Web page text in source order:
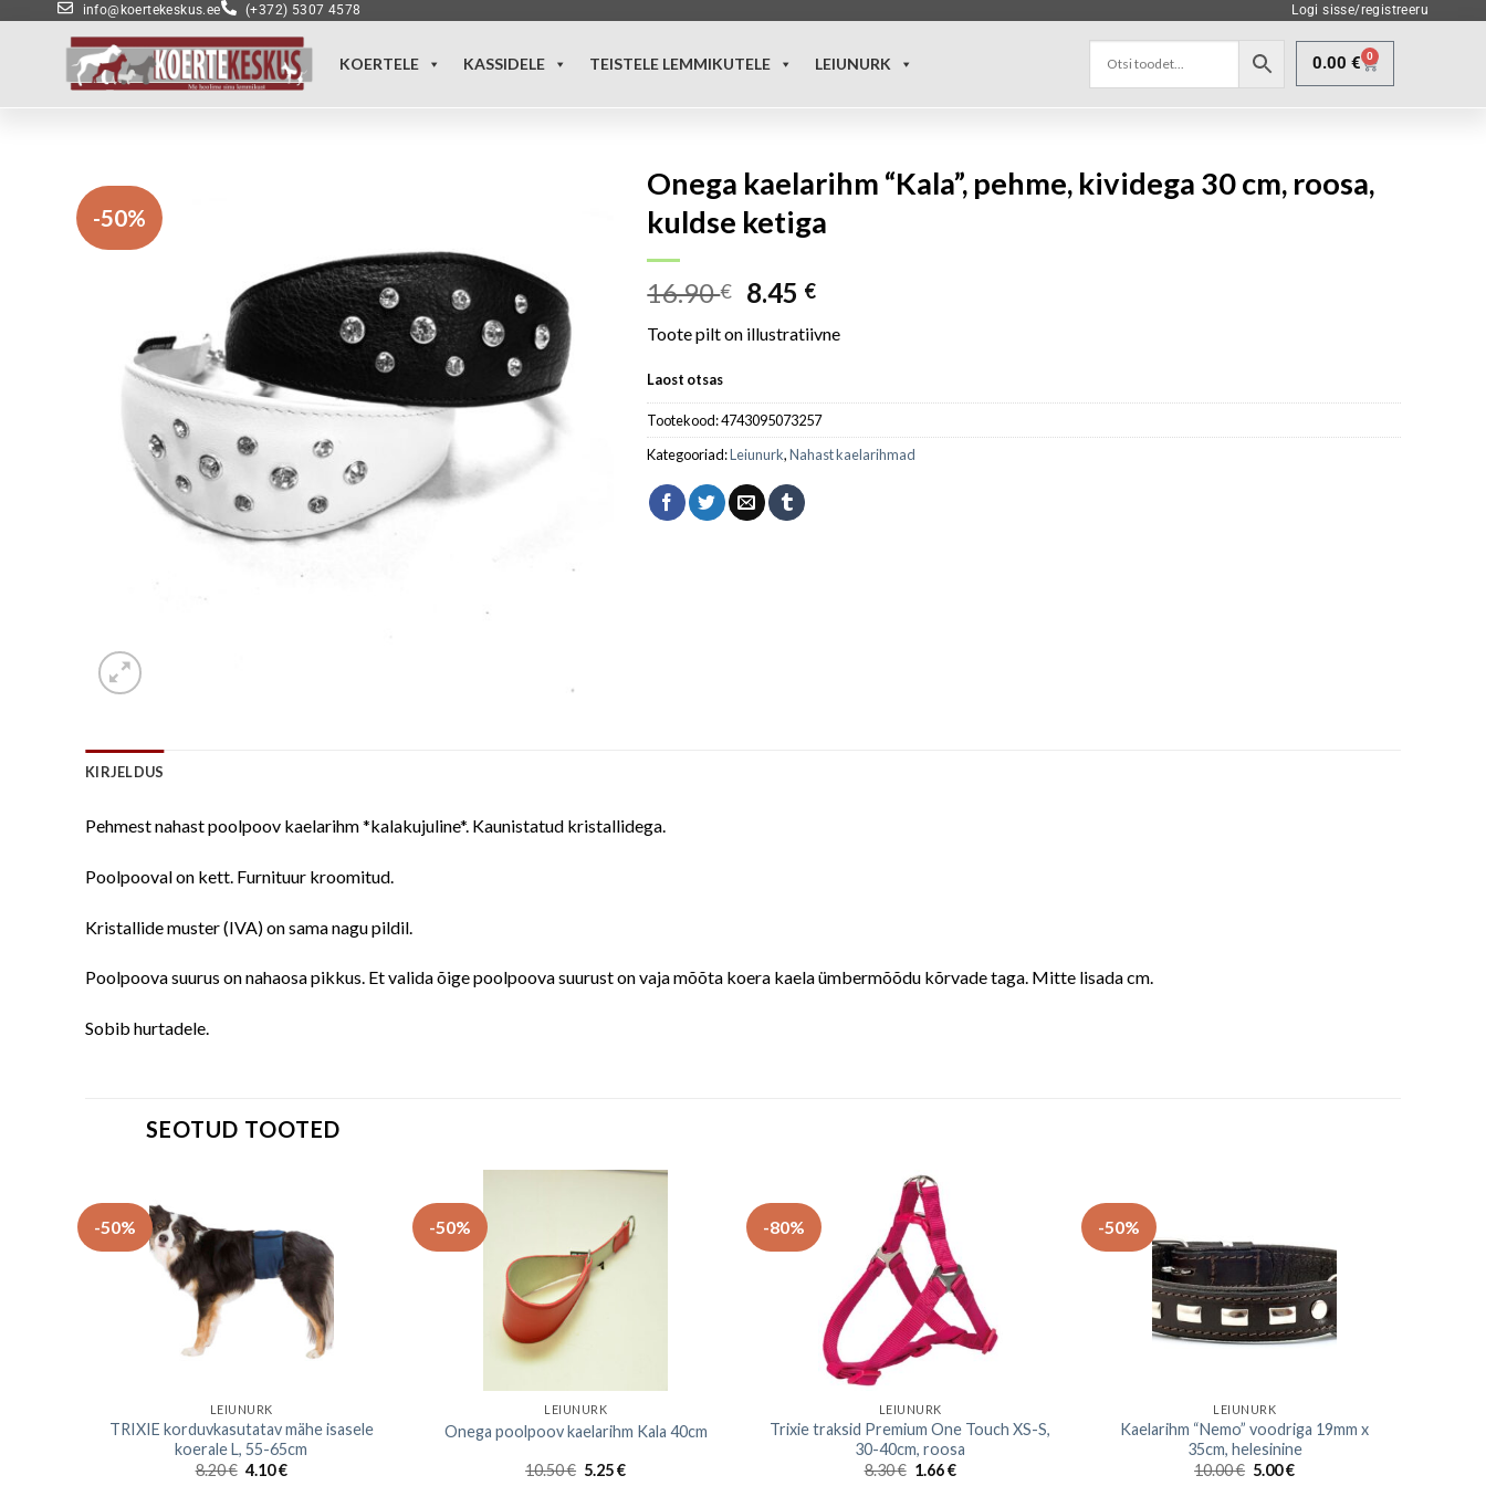
info@koertekeskus.ee (+372) 5307 4578 Logi sisse/registreeru
KOERTELE KASSIDELE TEISTELE LEMMIKUTELE LEIUNURK 0.00 € 0
-50%
Onega kaelarihm “Kala”, pehme, kividega 30 cm, roosa,
kuldse ketiga
16.90€ 8.45 €
Toote pilt on illustratiivne
Laost otsas
Tootekood:4743095073257
Kategooriad:Leiunurk,Nahast kaelarihmad
KIRJELDUS
Pehmest nahast poolpoov kaelarihm *kalakujuline*. Kaunistatud kristallidega.
Poolpooval on kett. Furnituur kroomitud.
Kristallide muster (IVA) on sama nagu pildil.
Poolpoova suurus on nahaosa pikkus. Et valida õige poolpoova suurust on vaja mõõta koera kaela ümbermõõdu kõrvade taga. Mitte lisada cm.
Sobib hurtadele.
SEOTUD TOOTED
-50%
LEIUNURK
TRIXIE korduvkasutatav mähe isasele
koerale L, 55-65cm
8.20€ 4.10€
-50%
LEIUNURK
Onega poolpoov kaelarihm Kala 40cm
10.50€ 5.25€
-80%
LEIUNURK
Trixie traksid Premium One Touch XS-S,
30-40cm, roosa
8.30€ 1.66€
-50%
LEIUNURK
Kaelarihm “Nemo” voodriga 19mm x
35cm, helesinine
10.00€ 5.00€